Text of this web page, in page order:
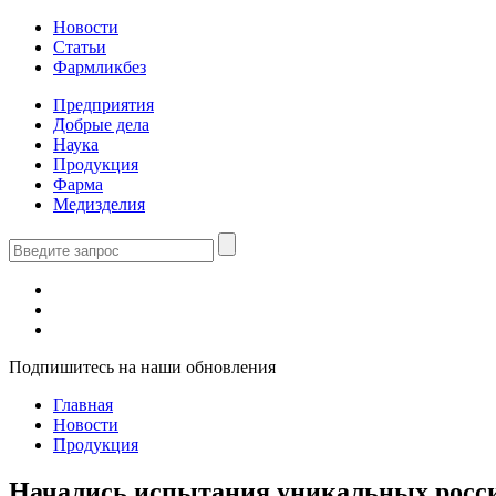
Новости
Статьи
Фармликбез
Предприятия
Добрые дела
Наука
Продукция
Фарма
Медизделия
Подпишитесь на наши обновления
Главная
Новости
Продукция